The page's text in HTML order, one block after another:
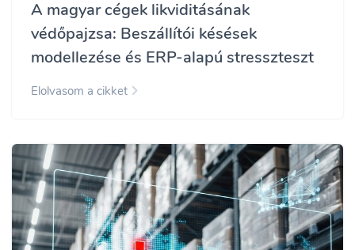
A magyar cégek likviditásának
védőpajzsa: Beszállítói késések
modellezése és ERP-alapú stresszteszt
Elolvasom a cikket